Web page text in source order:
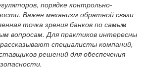
порядке контрольно-
Важен механизм обратной связи
точка зрения банков по самым
вопросам. Для практиков интересны
специалисты компаний,
решений для обеспечения